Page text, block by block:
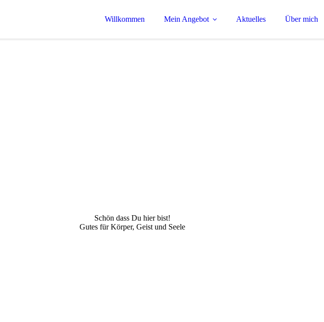
Willkommen Mein Angebot Aktuelles Über mich
Schön dass Du hier bist!
Gutes für Körper, Geist und Seele